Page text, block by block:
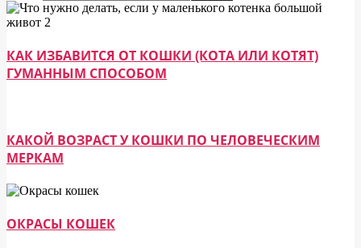
КАК ИЗБАВИТСЯ ОТ КОШКИ (КОТА ИЛИ КОТЯТ)
ГУМАННЫМ СПОСОБОМ
КАКОЙ ВОЗРАСТ У КОШКИ ПО ЧЕЛОВЕЧЕСКИМ
МЕРКАМ
ОКРАСЫ КОШЕК